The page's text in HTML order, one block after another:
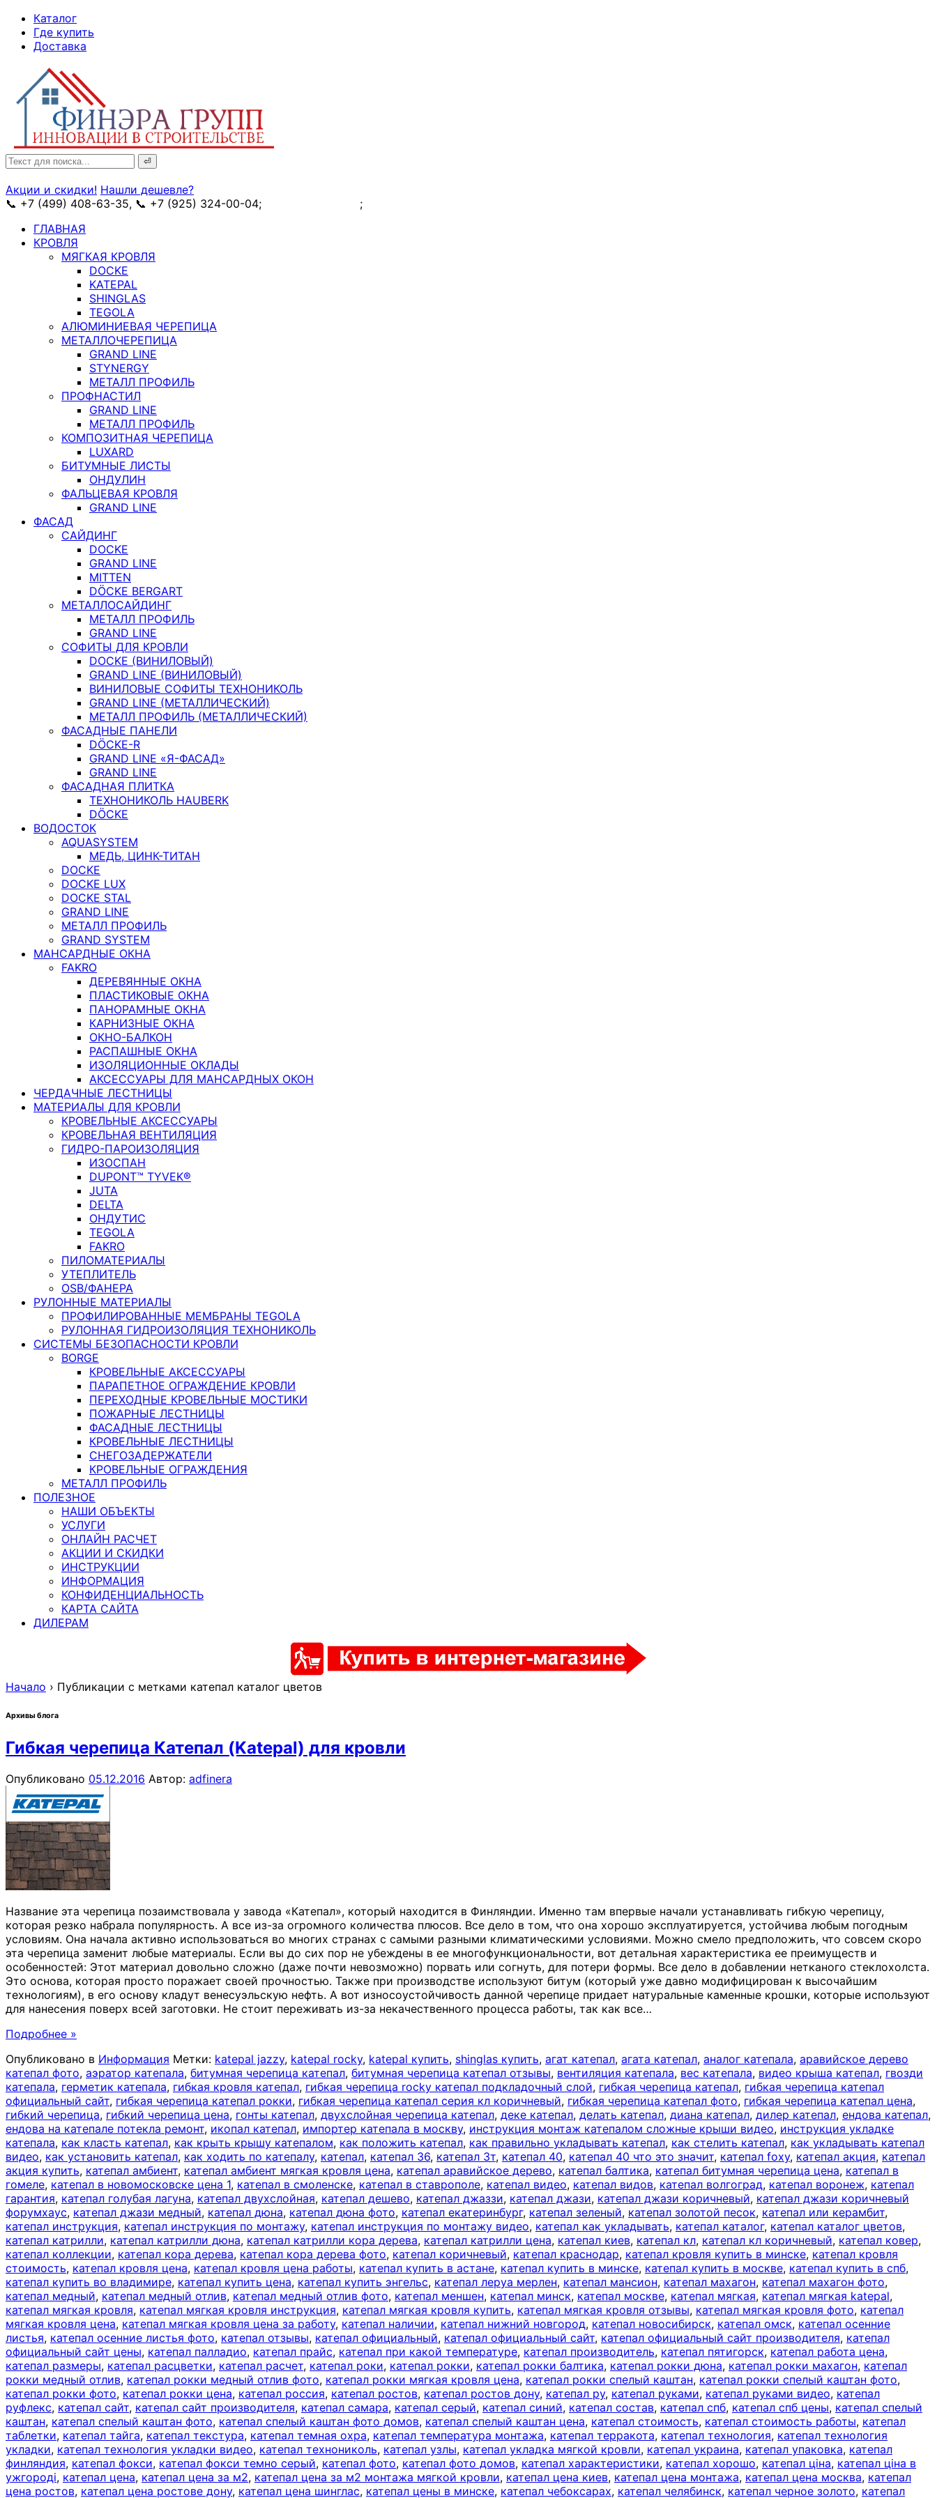
Skip
Content
Каталог
Где купить
Доставка
Search
for:
Акции и скидки! Нашли дешевле?
📞 +7 (499) 408-63-35, 📞 +7 (925) 324-00-04;
;
ГЛАВНАЯ
КРОВЛЯ
МЯГКАЯ КРОВЛЯ
DOCKE
KATEPAL
SHINGLAS
TEGOLA
АЛЮМИНИЕВАЯ ЧЕРЕПИЦА
МЕТАЛЛОЧЕРЕПИЦА
GRAND LINE
STYNERGY
МЕТАЛЛ ПРОФИЛЬ
ПРОФНАСТИЛ
GRAND LINE
МЕТАЛЛ ПРОФИЛЬ
КОМПОЗИТНАЯ ЧЕРЕПИЦА
LUXARD
БИТУМНЫЕ ЛИСТЫ
ОНДУЛИН
ФАЛЬЦЕВАЯ КРОВЛЯ
GRAND LINE
ФАСАД
САЙДИНГ
DOCKE
GRAND LINE
MITTEN
DÖCKE BERGART
МЕТАЛЛОСАЙДИНГ
МЕТАЛЛ ПРОФИЛЬ
GRAND LINE
СОФИТЫ ДЛЯ КРОВЛИ
DOCKE (ВИНИЛОВЫЙ)
GRAND LINE (ВИНИЛОВЫЙ)
ВИНИЛОВЫЕ СОФИТЫ ТЕХНОНИКОЛЬ
GRAND LINE (МЕТАЛЛИЧЕСКИЙ)
МЕТАЛЛ ПРОФИЛЬ (МЕТАЛЛИЧЕСКИЙ)
ФАСАДНЫЕ ПАНЕЛИ
DÖCKE-R
GRAND LINE «Я-ФАСАД»
GRAND LINE
ФАСАДНАЯ ПЛИТКА
ТЕХНОНИКОЛЬ HAUBERK
DÖCKE
ВОДОСТОК
AQUASYSTEM
МЕДЬ, ЦИНК-ТИТАН
DOCKE
DOCKE LUX
DOCKE STAL
GRAND LINE
МЕТАЛЛ ПРОФИЛЬ
GRAND SYSTEM
МАНСАРДНЫЕ ОКНА
FAKRO
ДЕРЕВЯННЫЕ ОКНА
ПЛАСТИКОВЫЕ ОКНА
ПАНОРАМНЫЕ ОКНА
КАРНИЗНЫЕ ОКНА
ОКНО-БАЛКОН
РАСПАШНЫЕ ОКНА
ИЗОЛЯЦИОННЫЕ ОКЛАДЫ
АКСЕССУАРЫ ДЛЯ МАНСАРДНЫХ ОКОН
ЧЕРДАЧНЫЕ ЛЕСТНИЦЫ
МАТЕРИАЛЫ ДЛЯ КРОВЛИ
КРОВЕЛЬНЫЕ АКСЕССУАРЫ
КРОВЕЛЬНАЯ ВЕНТИЛЯЦИЯ
ГИДРО-ПАРОИЗОЛЯЦИЯ
ИЗОСПАН
DUPONT™ TYVEK®
JUTA
DELTA
ОНДУТИС
TEGOLA
FAKRO
ПИЛОМАТЕРИАЛЫ
УТЕПЛИТЕЛЬ
OSB/ФАНЕРА
РУЛОННЫЕ МАТЕРИАЛЫ
ПРОФИЛИРОВАННЫЕ МЕМБРАНЫ TEGOLA
РУЛОННАЯ ГИДРОИЗОЛЯЦИЯ ТЕХНОНИКОЛЬ
СИСТЕМЫ БЕЗОПАСНОСТИ КРОВЛИ
BORGE
КРОВЕЛЬНЫЕ АКСЕССУАРЫ
ПАРАПЕТНОЕ ОГРАЖДЕНИЕ КРОВЛИ
ПЕРЕХОДНЫЕ КРОВЕЛЬНЫЕ МОСТИКИ
ПОЖАРНЫЕ ЛЕСТНИЦЫ
ФАСАДНЫЕ ЛЕСТНИЦЫ
КРОВЕЛЬНЫЕ ЛЕСТНИЦЫ
СНЕГОЗАДЕРЖАТЕЛИ
КРОВЕЛЬНЫЕ ОГРАЖДЕНИЯ
МЕТАЛЛ ПРОФИЛЬ
ПОЛЕЗНОЕ
НАШИ ОБЪЕКТЫ
УСЛУГИ
ОНЛАЙН РАСЧЕТ
АКЦИИ И СКИДКИ
ИНСТРУКЦИИ
ИНФОРМАЦИЯ
КОНФИДЕНЦИАЛЬНОСТЬ
КАРТА САЙТА
ДИЛЕРАМ
Начало › Публикации с метками катепал каталог цветов
Архивы блога
Гибкая черепица Катепал (Katepal) для кровли
Опубликовано 05.12.2016 Автор: adfinera
Название эта черепица позаимствовала у завода «Катепал», который находится в Финляндии. Именно там впервые начали устанавливать гибкую черепицу,
которая резко набрала популярность. А все из-за огромного количества плюсов. Все дело в том, что она хорошо эксплуатируется, устойчива любым погодным
условиям. Она начала активно использоваться во многих странах с самыми разными климатическими условиями. Можно смело предположить, что совсем скоро
эта черепица заменит любые материалы. Если вы до сих пор не убеждены в ее многофункциональности, вот детальная характеристика ее преимуществ и
особенностей: Этот материал довольно сложно (даже почти невозможно) порвать или согнуть, для потери формы. Все дело в добавлении нетканого стеклохолста.
Это основа, которая просто поражает своей прочностью. Также при производстве используют битум (который уже давно модифицирован к высочайшим
технологиям), в его основу кладут венесуэльскую нефть. А вот износоустойчивость данной черепице придает натуральные каменные крошки, которые используют
для нанесения поверх всей заготовки. Не стоит переживать из-за некачественного процесса работы, так как все…
Подробнее »
Опубликовано в Информация Метки: katepal jazzy, katepal rocky, katepal купить, shinglas купить, агат катепал, агата катепал, аналог катепала, аравийское дерево
катепал фото, аэратор катепала, битумная черепица катепал, битумная черепица катепал отзывы, вентиляция катепала, вес катепала, видео крыша катепал, гвозди
катепала, герметик катепала, гибкая кровля катепал, гибкая черепица rocky катепал подкладочный слой, гибкая черепица катепал, гибкая черепица катепал
официальный сайт, гибкая черепица катепал рокки, гибкая черепица катепал серия кл коричневый, гибкая черепица катепал фото, гибкая черепица катепал цена,
гибкий черепица, гибкий черепица цена, гонты катепал, двухслойная черепица катепал, деке катепал, делать катепал, диана катепал, дилер катепал, ендова катепал,
ендова на катепале потекла ремонт, икопал катепал, импортер катепала в москву, инструкция монтаж катепалом сложные крыши видео, инструкция укладке
катепала, как класть катепал, как крыть крышу катепалом, как положить катепал, как правильно укладывать катепал, как стелить катепал, как укладывать катепал
видео, как установить катепал, как ходить по катепалу, катепал, катепал 36, катепал 3т, катепал 40, катепал 40 что это значит, катепал foxy, катепал акция, катепал
акция купить, катепал амбиент, катепал амбиент мягкая кровля цена, катепал аравийское дерево, катепал балтика, катепал битумная черепица цена, катепал в
гомеле, катепал в новомосковске цена 1, катепал в смоленске, катепал в ставрополе, катепал видео, катепал видов, катепал волгоград, катепал воронеж, катепал
гарантия, катепал голубая лагуна, катепал двухслойная, катепал дешево, катепал джаззи, катепал джази, катепал джази коричневый, катепал джази коричневый
форумхаус, катепал джази медный, катепал дюна, катепал дюна фото, катепал екатеринбург, катепал зеленый, катепал золотой песок, катепал или керамбит,
катепал инструкция, катепал инструкция по монтажу, катепал инструкция по монтажу видео, катепал как укладывать, катепал каталог, катепал каталог цветов,
катепал катрилли, катепал катрилли дюна, катепал катрилли кора дерева, катепал катрилли цена, катепал киев, катепал кл, катепал кл коричневый, катепал ковер,
катепал коллекции, катепал кора дерева, катепал кора дерева фото, катепал коричневый, катепал краснодар, катепал кровля купить в минске, катепал кровля
стоимость, катепал кровля цена, катепал кровля цена работы, катепал купить в астане, катепал купить в минске, катепал купить в москве, катепал купить в спб,
катепал купить во владимире, катепал купить цена, катепал купить энгельс, катепал леруа мерлен, катепал мансион, катепал махагон, катепал махагон фото,
катепал медный, катепал медный отлив, катепал медный отлив фото, катепал меншен, катепал минск, катепал москве, катепал мягкая, катепал мягкая katepal,
катепал мягкая кровля, катепал мягкая кровля инструкция, катепал мягкая кровля купить, катепал мягкая кровля отзывы, катепал мягкая кровля фото, катепал
мягкая кровля цена, катепал мягкая кровля цена за работу, катепал наличии, катепал нижний новгород, катепал новосибирск, катепал омск, катепал осенние
листья, катепал осенние листья фото, катепал отзывы, катепал официальный, катепал официальный сайт, катепал официальный сайт производителя, катепал
официальный сайт цены, катепал палладио, катепал прайс, катепал при какой температуре, катепал производитель, катепал пятигорск, катепал работа цена,
катепал размеры, катепал расцветки, катепал расчет, катепал роки, катепал рокки, катепал рокки балтика, катепал рокки дюна, катепал рокки махагон, катепал
рокки медный отлив, катепал рокки медный отлив фото, катепал рокки мягкая кровля цена, катепал рокки спелый каштан, катепал рокки спелый каштан фото,
катепал рокки фото, катепал рокки цена, катепал россия, катепал ростов, катепал ростов дону, катепал ру, катепал руками, катепал руками видео, катепал
руфлекс, катепал сайт, катепал сайт производителя, катепал самара, катепал серый, катепал синий, катепал состав, катепал спб, катепал спб цены, катепал спелый
каштан, катепал спелый каштан фото, катепал спелый каштан фото домов, катепал спелый каштан цена, катепал стоимость, катепал стоимость работы, катепал
таблетки, катепал тайга, катепал текстура, катепал темная охра, катепал температура монтажа, катепал терракота, катепал технология, катепал технология
укладки, катепал технология укладки видео, катепал технониколь, катепал узлы, катепал укладка мягкой кровли, катепал украина, катепал упаковка, катепал
финляндия, катепал фокси, катепал фокси темно серый, катепал фото, катепал фото домов, катепал характеристики, катепал хорошо, катепал ціна, катепал ціна в
ужгороді, катепал цена, катепал цена за м2, катепал цена за м2 монтажа мягкой кровли, катепал цена киев, катепал цена монтажа, катепал цена москва, катепал
цена ростов, катепал цена ростове дону, катепал цена шинглас, катепал цены в минске, катепал чебоксарах, катепал челябинск, катепал черное золото, катепал